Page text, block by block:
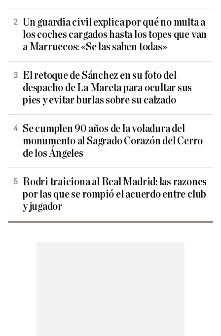
Un guardia civil explica por qué no multa a
los coches cargados hasta los topes que van
a Marruecos: «Se las saben todas»
El retoque de Sánchez en su foto del
despacho de La Mareta para ocultar sus
pies y evitar burlas sobre su calzado
Se cumplen 90 años de la voladura del
monumento al Sagrado Corazón del Cerro
de los Ángeles
Rodri traiciona al Real Madrid: las razones
por las que se rompió el acuerdo entre club
y jugador